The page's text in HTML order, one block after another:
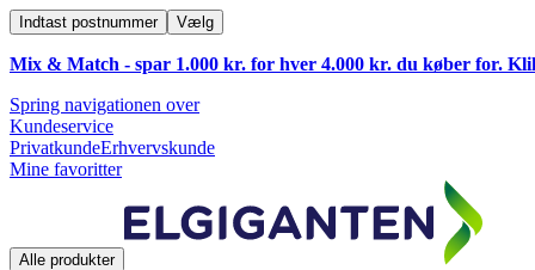
Indtast postnummer Vælg
Mix & Match - spar 1.000 kr. for hver 4.000 kr. du køber for.
Spring navigationen over
Kundeservice
PrivatkundeErhvervskunde
Mine favoritter
Alle produkter